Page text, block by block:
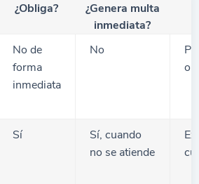
¿Obliga?
¿Genera multa
inmediata?
No de
forma
inmediata
No
Sí
Sí, cuando
no se atiende